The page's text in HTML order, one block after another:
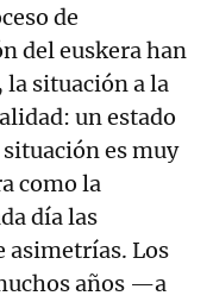
de
del euskera han
la situación a la
un estado
es muy
como la
día las
asimetrías. Los
años —a